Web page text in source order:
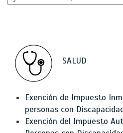
SALUD
Exención de Impuesto
personas con
Exención del Impuesto